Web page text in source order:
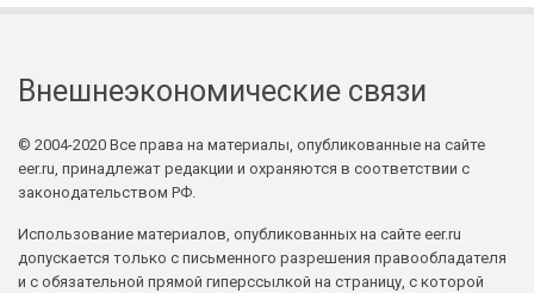
Внешнеэкономические связи
© 2004-2020 Все права на материалы, опубликованные на сайте
eer.ru, принадлежат редакции и охраняются в соответствии с
законодательством РФ.
Использование материалов, опубликованных на сайте eer.ru
допускается только с письменного разрешения правообладателя
и с обязательной прямой гиперссылкой на страницу, с которой